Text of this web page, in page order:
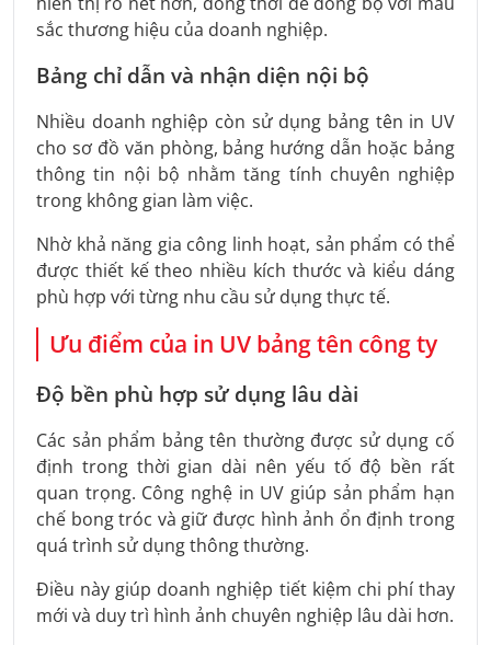
sắc thương hiệu của doanh nghiệp.
Bảng chỉ dẫn và nhận diện nội bộ
Nhiều doanh nghiệp còn sử dụng bảng tên in UV
cho sơ đồ văn phòng, bảng hướng dẫn hoặc bảng
thông tin nội bộ nhằm tăng tính chuyên nghiệp
trong không gian làm việc.
Nhờ khả năng gia công linh hoạt, sản phẩm có thể
được thiết kế theo nhiều kích thước và kiểu dáng
phù hợp với từng nhu cầu sử dụng thực tế.
Ưu điểm của in UV bảng tên công ty
Độ bền phù hợp sử dụng lâu dài
Các sản phẩm bảng tên thường được sử dụng cố
định trong thời gian dài nên yếu tố độ bền rất
quan trọng. Công nghệ in UV giúp sản phẩm hạn
chế bong tróc và giữ được hình ảnh ổn định trong
quá trình sử dụng thông thường.
Điều này giúp doanh nghiệp tiết kiệm chi phí thay
mới và duy trì hình ảnh chuyên nghiệp lâu dài hơn.